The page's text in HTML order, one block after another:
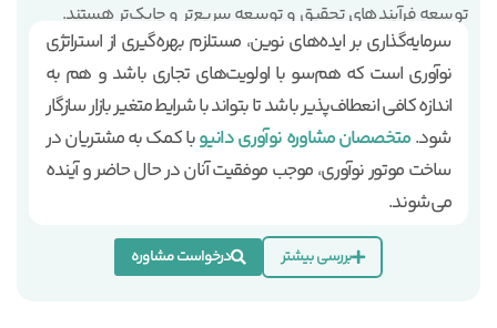
توسعه فرآیندهای تحقیق و توسعه سریع‌تر و چابک‌تر هستند.
سرمایه‌گذاری بر ایده‌های نوین، مستلزم بهره‌گیری از استراتژی
نوآوری است که هم‌سو با اولویت‌های تجاری باشد و هم به
اندازه کافی انعطاف‌پذیر باشد تا بتواند با شرایط متغیر بازار سازگار
شود.متخصصان مشاوره نوآوری دانیوبا کمک به مشتریان در
ساخت موتور نوآوری، موجب موفقیت آنان در حال حاضر و آینده
می‌شوند.
بررسی بیشتر درخواست مشاوره